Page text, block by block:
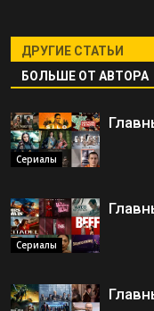
ДРУГИЕ СТАТЬИ
БОЛЬШЕ ОТ АВТОРА
Сериалы
Сериалы